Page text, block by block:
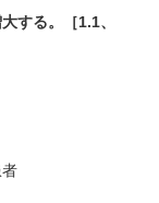
する。［1.1、